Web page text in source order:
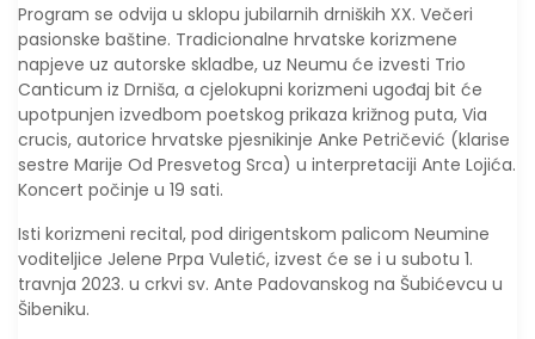
Program se odvija u sklopu jubilarnih drniških XX. Večeri
pasionske baštine. Tradicionalne hrvatske korizmene
napjeve uz autorske skladbe, uz Neumu će izvesti Trio
Canticum iz Drniša, a cjelokupni korizmeni ugođaj bit će
upotpunjen izvedbom poetskog prikaza križnog puta, Via
crucis, autorice hrvatske pjesnikinje Anke Petričević (klarise
sestre Marije Od Presvetog Srca) u interpretaciji Ante Lojića.
Koncert počinje u 19 sati.
Isti korizmeni recital, pod dirigentskom palicom Neumine
voditeljice Jelene Prpa Vuletić, izvest će se i u subotu 1.
travnja 2023. u crkvi sv. Ante Padovanskog na Šubićevcu u
Šibeniku.